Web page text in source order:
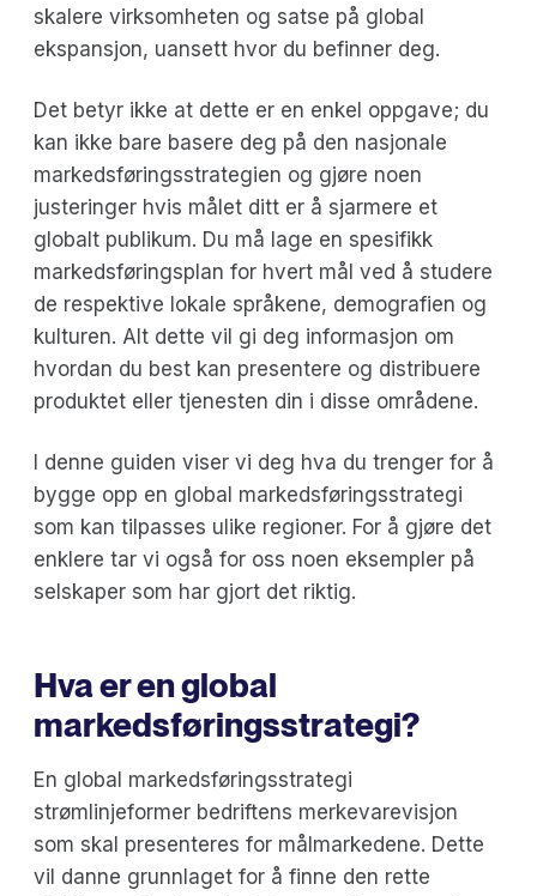
skalere virksomheten og satse på global
ekspansjon, uansett hvor du befinner deg.
Det betyr ikke at dette er en enkel oppgave; du
kan ikke bare basere deg på den nasjonale
markedsføringsstrategien og gjøre noen
justeringer hvis målet ditt er å sjarmere et
globalt publikum. Du må lage en spesifikk
markedsføringsplan for hvert mål ved å studere
de respektive lokale språkene, demografien og
kulturen. Alt dette vil gi deg informasjon om
hvordan du best kan presentere og distribuere
produktet eller tjenesten din i disse områdene.
I denne guiden viser vi deg hva du trenger for å
bygge opp en global markedsføringsstrategi
som kan tilpasses ulike regioner. For å gjøre det
enklere tar vi også for oss noen eksempler på
selskaper som har gjort det riktig.
Hva er en global
markedsføringsstrategi?
En global markedsføringsstrategi
strømlinjeformer bedriftens merkevarevisjon
som skal presenteres for målmarkedene. Dette
vil danne grunnlaget for å finne den rette